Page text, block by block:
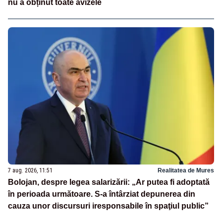
nu a obținut toate avizele
7 aug. 2026, 11:51 Realitatea de Mures
Bolojan, despre legea salarizării: „Ar putea fi adoptată
în perioada următoare. S-a întârziat depunerea din
cauza unor discursuri iresponsabile în spaţiul public”